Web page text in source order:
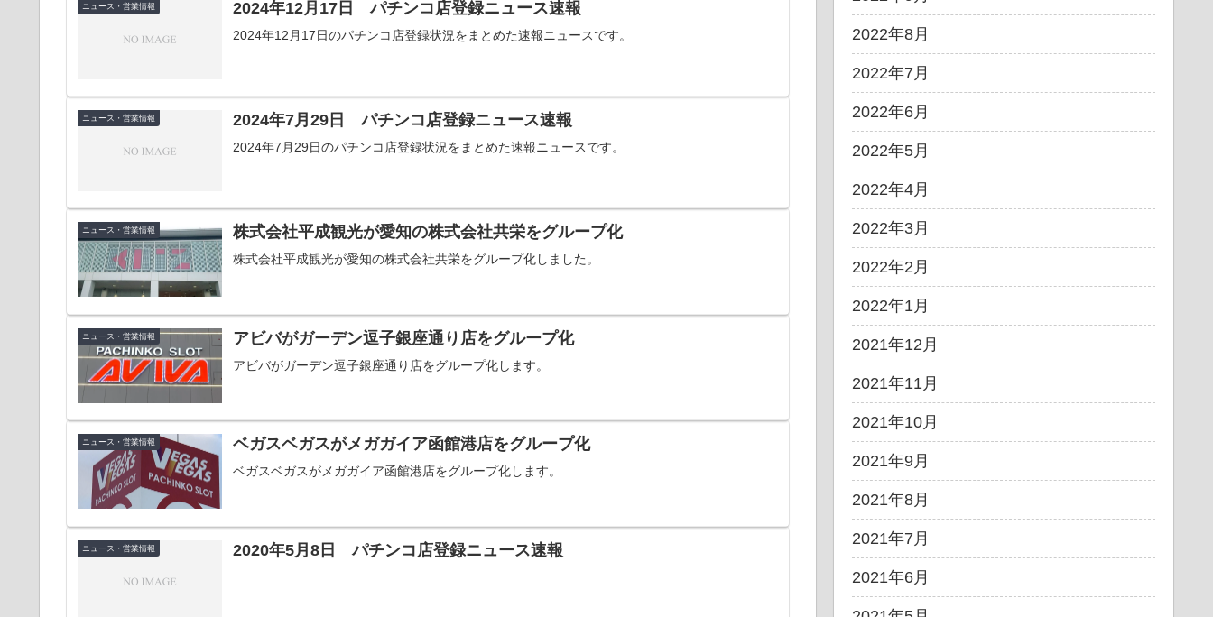
ニュース・営業情報 2024年12月17日 パチンコ店登録ニュース速報
2024年12月17日のパチンコ店登録状況をまとめた速報ニュースです。
ニュース・営業情報 2024年7月29日 パチンコ店登録ニュース速報
2024年7月29日のパチンコ店登録状況をまとめた速報ニュースです。
ニュース・営業情報 株式会社平成観光が愛知の株式会社共栄をグループ化
株式会社平成観光が愛知の株式会社共栄をグループ化しました。
ニュース・営業情報 アビバがガーデン逗子銀座通り店をグループ化
アビバがガーデン逗子銀座通り店をグループ化します。
ニュース・営業情報 ベガスベガスがメガガイア函館港店をグループ化
ベガスベガスがメガガイア函館港店をグループ化します。
ニュース・営業情報 2020年5月8日 パチンコ店登録ニュース速報
2022年8月
2022年7月
2022年6月
2022年5月
2022年4月
2022年3月
2022年2月
2022年1月
2021年12月
2021年11月
2021年10月
2021年9月
2021年8月
2021年7月
2021年6月